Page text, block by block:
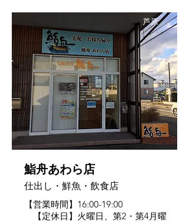
芦原
鮨舟あわら店
仕出し・鮮魚・飲食店
【営業時間】16:00-19:00
【定休日】火曜日、第2・第4月曜